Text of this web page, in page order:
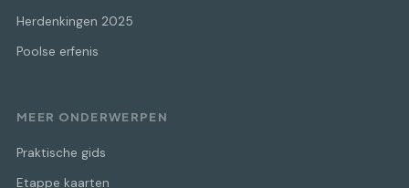
Herdenkingen 2025
Poolse erfenis
MEER ONDERWERPEN
Praktische gids
Etappe kaarten